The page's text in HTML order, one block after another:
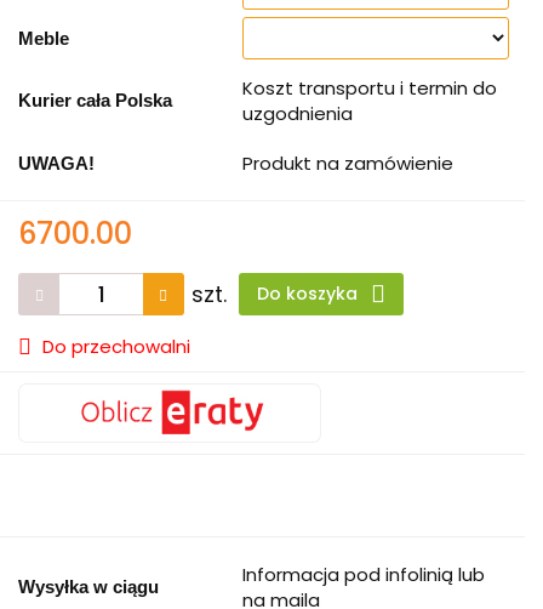
Meble
Kurier cała Polska
Koszt transportu i termin do
uzgodnienia
UWAGA! Produkt na zamówienie
6700.00
szt. Do koszyka
Do przechowalni
Wysyłka w ciągu
Informacja pod infolinią lub
na maila